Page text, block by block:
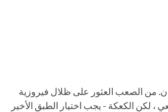
من الصعب العثور على ظلال فيروزية
، لكن الكعكة - يجب اختيار الطبق الأخير